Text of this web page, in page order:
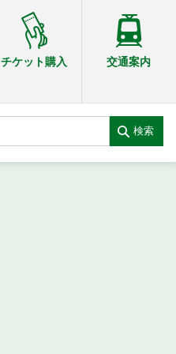
チケット購入 交通案内
検索